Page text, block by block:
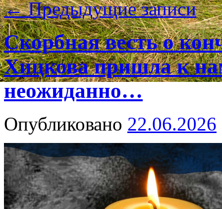
←Предыдущие записи
Скорбная весть о
Хицкова пришла к
неожиданно…
Опубликовано 22.06.2026